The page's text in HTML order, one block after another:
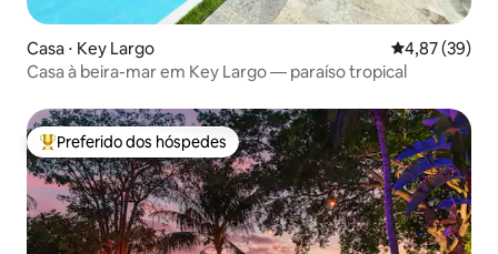
Casa ⋅ Key Largo 4,87 de uma
4,87 (39)
Casa à beira-mar em Key Largo — paraíso tropical
Entre os melhores preferidos dos hóspedes
Preferido dos hóspedes